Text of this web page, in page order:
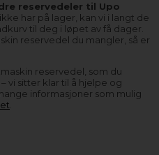
reservedeler til Upo
har på lager, kan vi i langt de
til deg i løpet av få dager.
reservedel du mangler, så er
reservedel, som du
– vi sitter klar til å hjelpe og
informasjoner som mulig